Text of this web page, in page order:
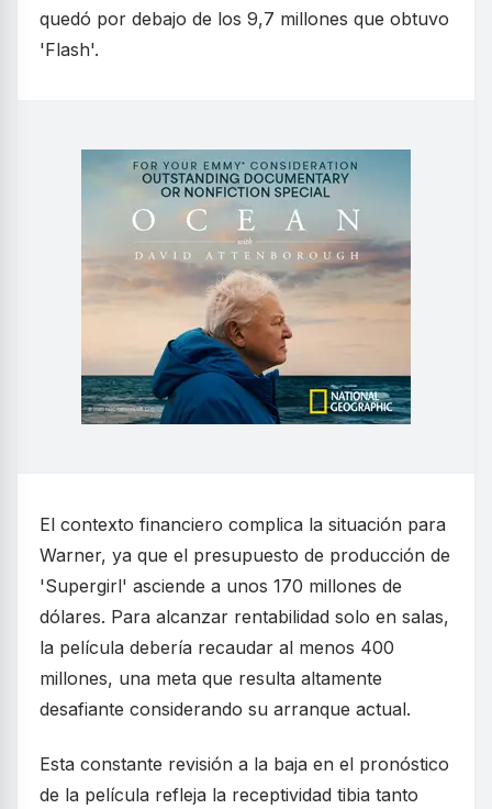
quedó por debajo de los 9,7 millones que obtuvo
'Flash'.
El contexto financiero complica la situación para
Warner, ya que el presupuesto de producción de
'Supergirl' asciende a unos 170 millones de
dólares. Para alcanzar rentabilidad solo en salas,
la película debería recaudar al menos 400
millones, una meta que resulta altamente
desafiante considerando su arranque actual.
Esta constante revisión a la baja en el pronóstico
de la película refleja la receptividad tibia tanto